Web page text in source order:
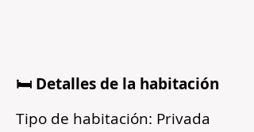
🛏️ Detalles de la habitación
Tipo de habitación: Privada